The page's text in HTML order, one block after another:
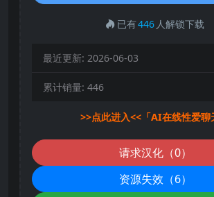
已有446 人解锁下载
最近更新: 2026-06-03
累计销量: 446
>>点此进入<<「AI在线性爱聊
请求汉化（0）
资源失效（6）